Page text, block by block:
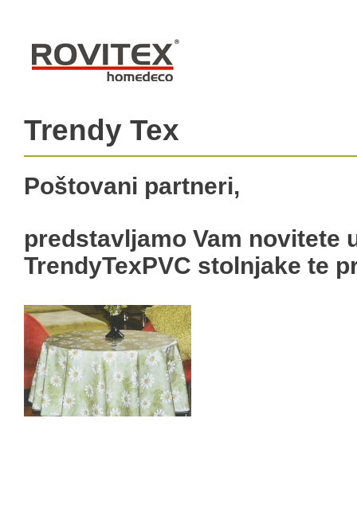
Trendy Tex
Poštovani partneri,
predstavljamo Vam novitete
TrendyTexPVC stolnjake te